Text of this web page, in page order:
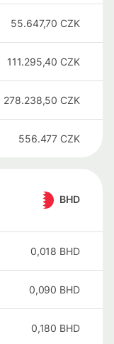
55.647,70 CZK
111.295,40 CZK
278.238,50 CZK
556.477 CZK
BHD
0,018 BHD
0,090 BHD
0,180 BHD